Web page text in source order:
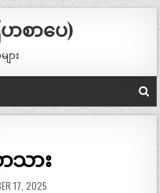
ာစာပေ)
ား
သား
17, 2025